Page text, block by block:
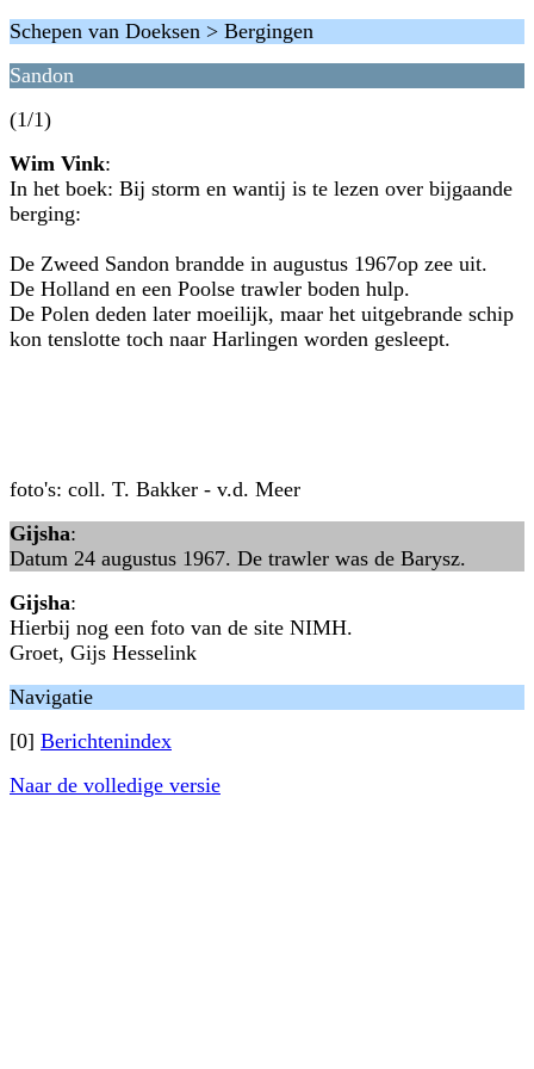
Schepen van Doeksen > Bergingen
Sandon
(1/1)
Wim Vink:
In het boek: Bij storm en wantij is te lezen over bijgaande
berging:
De Zweed Sandon brandde in augustus 1967op zee uit.
De Holland en een Poolse trawler boden hulp.
De Polen deden later moeilijk, maar het uitgebrande schip
kon tenslotte toch naar Harlingen worden gesleept.
foto's: coll. T. Bakker - v.d. Meer
Gijsha:
Datum 24 augustus 1967. De trawler was de Barysz.
Gijsha:
Hierbij nog een foto van de site NIMH.
Groet, Gijs Hesselink
Navigatie
[0] Berichtenindex
Naar de volledige versie